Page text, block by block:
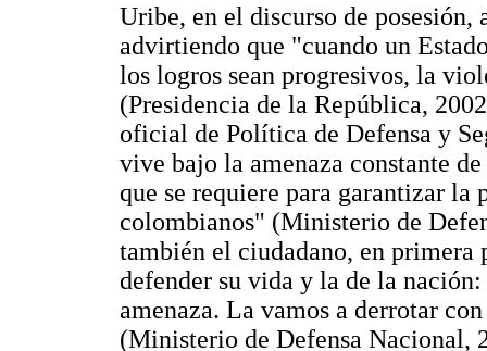
Uribe, en el discurso de
advirtiendo que "cuando un
los logros sean progresivos, la
(Presidencia de la República,
oficial de Política de Defensa y
vive bajo la amenaza constante
que se requiere para garantizar la
colombianos" (Ministerio de
también el ciudadano, en primera
defender su vida y la de la
amenaza. La vamos a derrotar
(Ministerio de Defensa Nacional,